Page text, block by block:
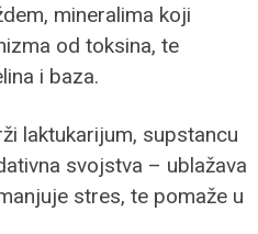
mineralima koji
od toksina, te
i baza.
laktukarijum, supstancu
svojstva – ublažava
stres, te pomaže u